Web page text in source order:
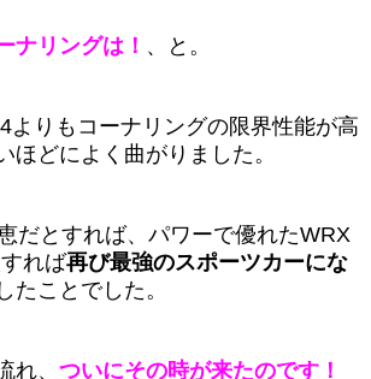
ナリングは！ 、と。
よりもコーナリングの限界性能が高
ほどによく曲がりました。
だとすれば、パワーで優れたWRX
れば再び最強のスポーツカーにな
たことでした。
れ、 ついにその時が来たのです！